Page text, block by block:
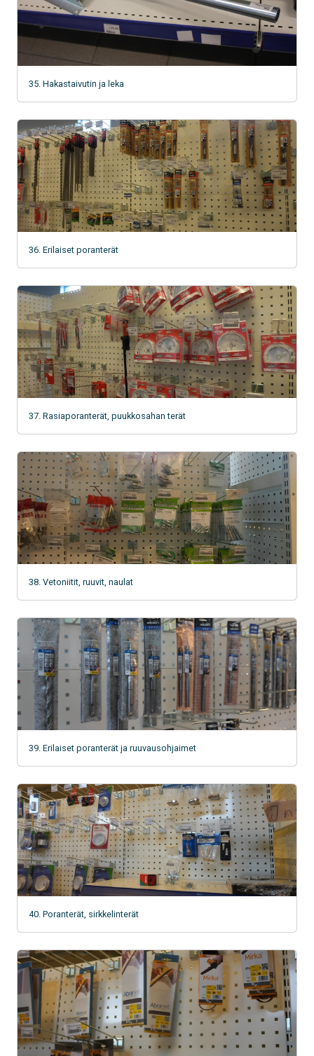
35. Hakastaivutin ja leka
36. Erilaiset poranterät
37. Rasiaporanterät, puukkosahan terät
38. Vetoniitit, ruuvit, naulat
39. Erilaiset poranterät ja ruuvausohjaimet
40. Poranterät, sirkkelinterät